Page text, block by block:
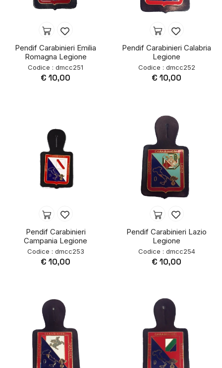
Pendif Carabinieri Emilia
Romagna Legione
Codice : dmcc251
€ 10,00
Pendif Carabinieri Calabria
Legione
Codice : dmcc252
€ 10,00
Pendif Carabinieri
Campania Legione
Codice : dmcc253
€ 10,00
Pendif Carabinieri Lazio
Legione
Codice : dmcc254
€ 10,00